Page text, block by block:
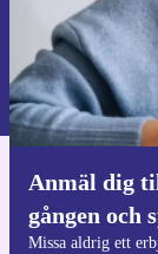
Anmäl dig
gången och
Missa aldrig ett
Information om